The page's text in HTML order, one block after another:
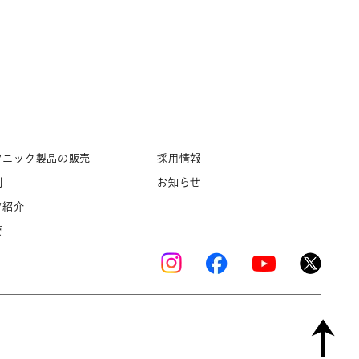
ニック製品の販売
紹介
採用情報
お知らせ
Copyright © K’s Sound Ltd. All Rights Reserved.